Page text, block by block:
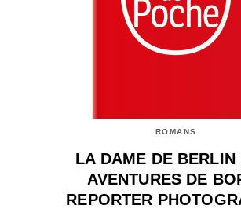
ROMANS
LA DAME DE BERLIN
AVENTURES DE
REPORTER